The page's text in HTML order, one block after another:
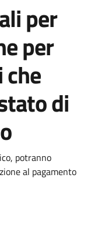
per
per
di
potranno
al pagamento